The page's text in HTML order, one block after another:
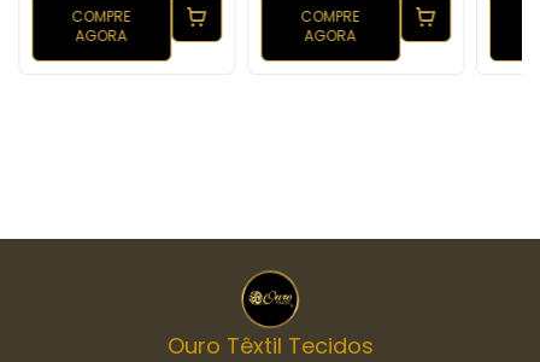
COMPRE
AGORA
COMPRE
AGORA
Ouro Têxtil Tecidos